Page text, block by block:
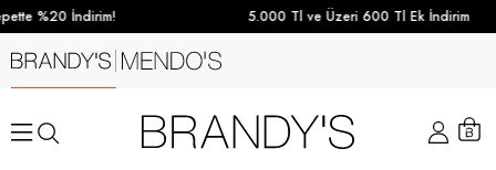
%20 İndirim! 5.000 Tl ve Üzeri 600 Tl Ek İndirim